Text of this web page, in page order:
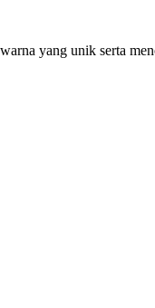
yang unik serta